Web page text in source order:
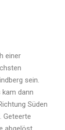
einer
sein.
dann
Süden
Geteerte